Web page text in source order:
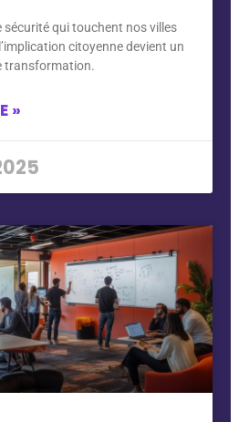
sécurité qui touchent nos villes
citoyenne devient un
transformation.
»